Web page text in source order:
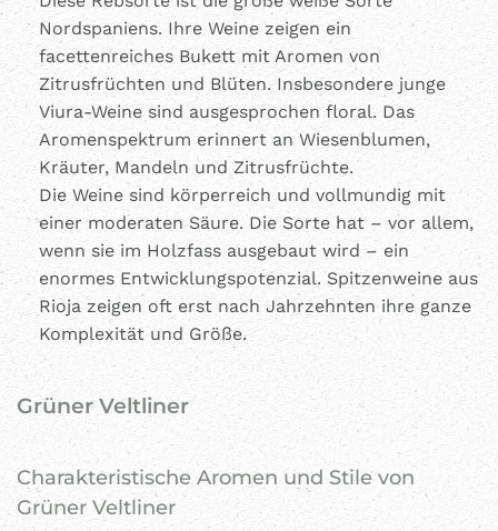
Nordspaniens. Ihre Weine zeigen ein
facettenreiches Bukett mit Aromen von
Zitrusfrüchten und Blüten. Insbesondere junge
Viura-Weine sind ausgesprochen floral. Das
Aromenspektrum erinnert an Wiesenblumen,
Kräuter, Mandeln und Zitrusfrüchte.
Die Weine sind körperreich und vollmundig mit
einer moderaten Säure. Die Sorte hat – vor allem,
wenn sie im Holzfass ausgebaut wird – ein
enormes Entwicklungspotenzial. Spitzenweine aus
Rioja zeigen oft erst nach Jahrzehnten ihre ganze
Komplexität und Größe.
Grüner Veltliner
Charakteristische Aromen und Stile von
Grüner Veltliner